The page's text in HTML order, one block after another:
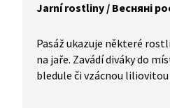
Jarní rostliny / Весняні
Pasáž ukazuje některé
na jaře. Zavádí diváky do
bledule či vzácnou